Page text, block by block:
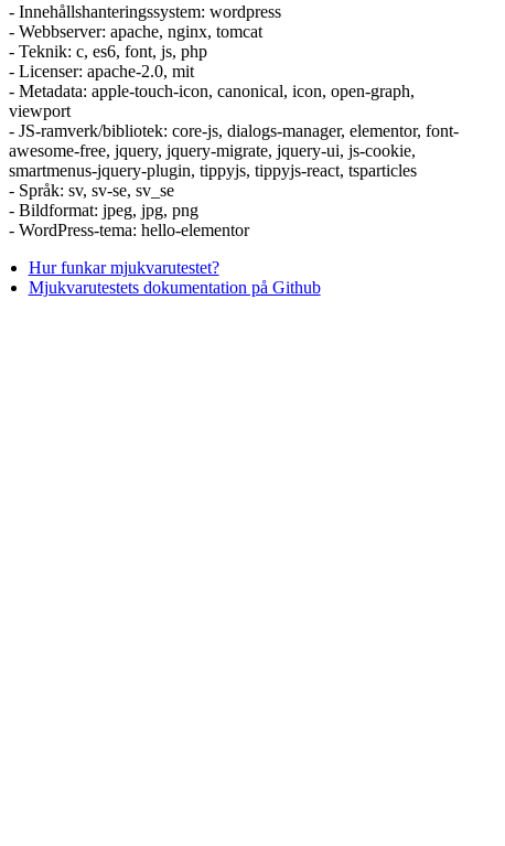
- Innehållshanteringssystem: wordpress
- Webbserver: apache, nginx, tomcat
- Teknik: c, es6, font, js, php
- Licenser: apache-2.0, mit
- Metadata: apple-touch-icon, canonical, icon, open-graph,
viewport
- JS-ramverk/bibliotek: core-js, dialogs-manager, elementor, font-
awesome-free, jquery, jquery-migrate, jquery-ui, js-cookie,
smartmenus-jquery-plugin, tippyjs, tippyjs-react, tsparticles
- Språk: sv, sv-se, sv_se
- Bildformat: jpeg, jpg, png
- WordPress-tema: hello-elementor
Hur funkar mjukvarutestet?
Mjukvarutestets dokumentation på Github